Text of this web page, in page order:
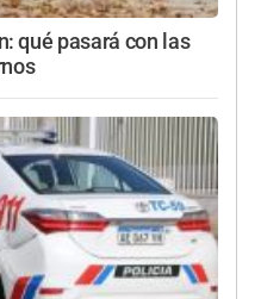
qué pasará con las